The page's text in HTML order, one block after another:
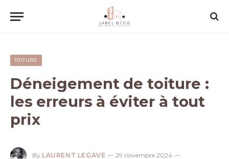
TOITURE
Déneigement de toiture :
les erreurs à éviter à tout
prix
By LAURENT LEGAVE 29 novembre 2024